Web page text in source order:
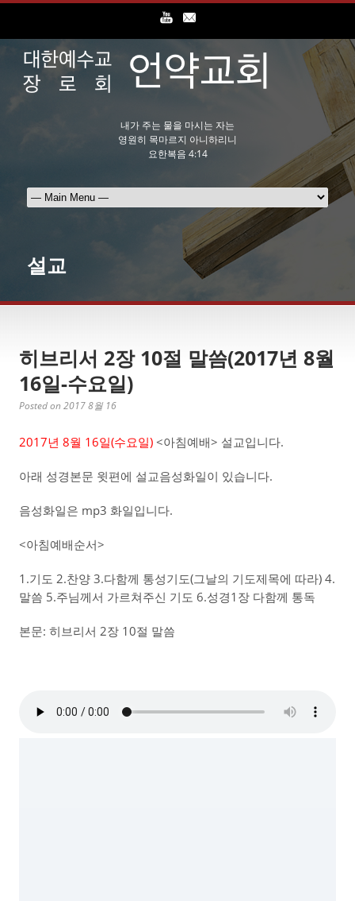
내가 주는 물을 마시는 자는
영원히 목마르지 아니하리니
요한복음 4:14
설교
히브리서 2장 10절 말씀(2017년 8월
16일-수요일)
Posted on 2017 8월 16
2017년 8월 16일(수요일) <아침예배> 설교입니다.
아래 성경본문 윗편에 설교음성화일이 있습니다.
음성화일은 mp3 화일입니다.
<아침예배순서>
1.기도 2.찬양 3.다함께 통성기도(그날의 기도제목에 따라) 4.
말씀 5.주님께서 가르쳐주신 기도 6.성경1장 다함께 통독
본문: 히브리서 2장 10절 말씀